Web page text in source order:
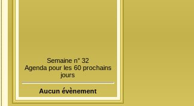
Semaine n° 32
Agenda pour les 60 prochains
jours
Aucun évènement